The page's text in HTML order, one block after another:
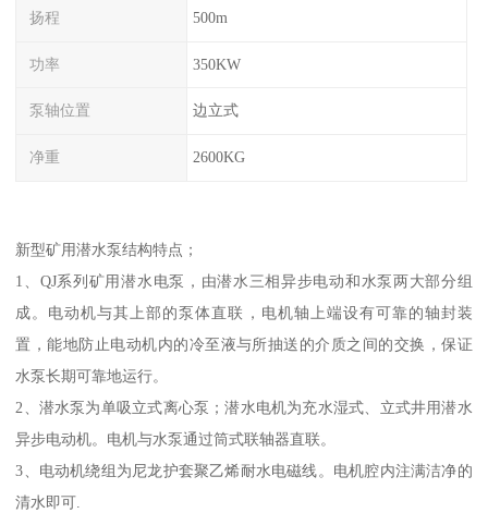
扬程 500m
功率 350KW
泵轴位置 边立式
净重 2600KG
新型矿用潜水泵结构特点；
1、QJ系列矿用潜水电泵，由潜水三相异步电动和水泵两大部分组
成。电动机与其上部的泵体直联，电机轴上端设有可靠的轴封装
置，能地防止电动机内的冷至液与所抽送的介质之间的交换，保证
水泵长期可靠地运行。
2、潜水泵为单吸立式离心泵；潜水电机为充水湿式、立式井用潜水
异步电动机。电机与水泵通过筒式联轴器直联。
3、电动机绕组为尼龙护套聚乙烯耐水电磁线。电机腔内注满洁净的
清水即可.